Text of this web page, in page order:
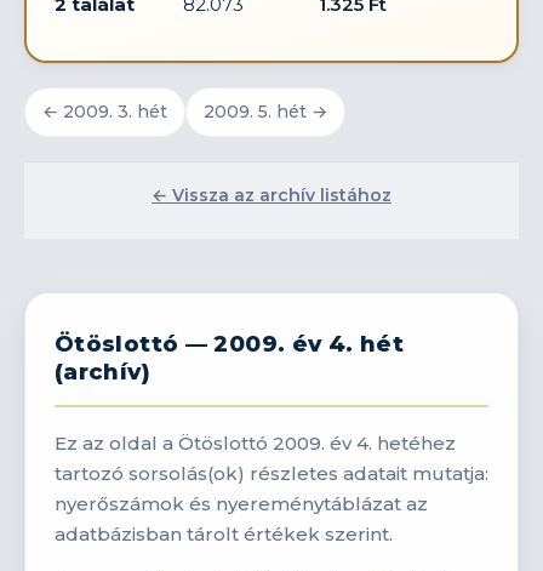
← 2009. 3. hét 2009. 5. hét →
← Vissza az archív listához
Ötöslottó — 2009. év 4. hét
(archív)
Ez az oldal a Ötöslottó 2009. év 4. hetéhez
tartozó sorsolás(ok) részletes adatait mutatja:
nyerőszámok és nyereménytáblázat az
adatbázisban tárolt értékek szerint.